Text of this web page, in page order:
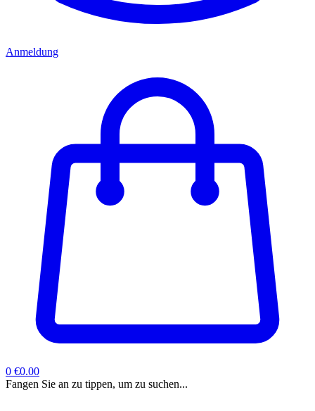
Anmeldung
0 €0.00
Fangen Sie an zu tippen, um zu suchen...